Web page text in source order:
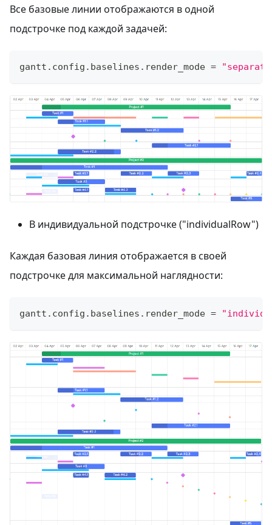
Все базовые линии отображаются в одной
подстрочке под каждой задачей:
gantt . config . baselines . render_mode =
В индивидуальной подстрочке ("individualRow")
Каждая базовая линия отображается в своей
подстрочке для максимальной наглядности:
gantt . config . baselines . render_mode =